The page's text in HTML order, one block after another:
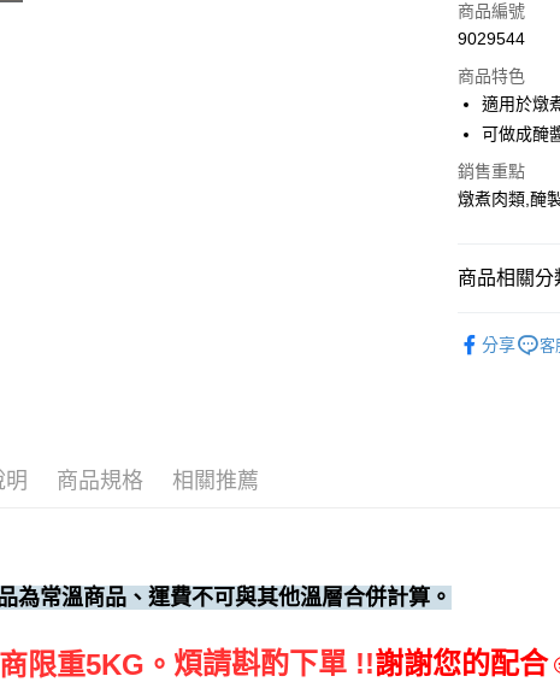
運送方式
• 付款後全家
每筆NT$60
• 付款後7-
每筆NT$60
商品編號
9029544
商品特色
適用於燉
可做成醃
銷售重點
燉煮肉類,醃
商品相關分
分享
客
明 商品規格 相關推薦
為常溫商品、運費不可與其他溫層合併計算。
限重5KG。 煩請斟酌下單 !!謝謝您的配